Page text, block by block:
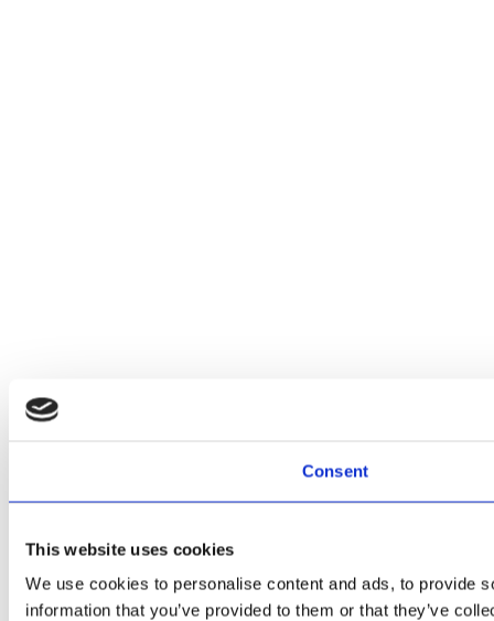
Consent
This website uses cookies
We use cookies to personalise content and ads, to provide
information that you’ve provided to them or that they’ve